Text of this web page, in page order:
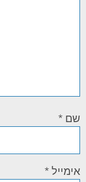
שם *
אימייל *